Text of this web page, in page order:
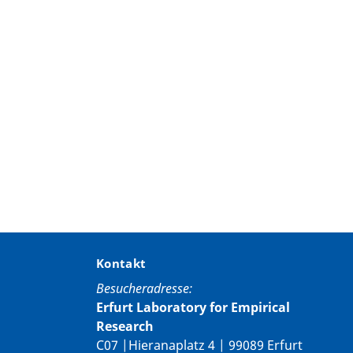
Kontakt
Besucheradresse:
Erfurt Laboratory for Empirical
Research
C07 |Hieranaplatz 4 | 99089 Erfurt